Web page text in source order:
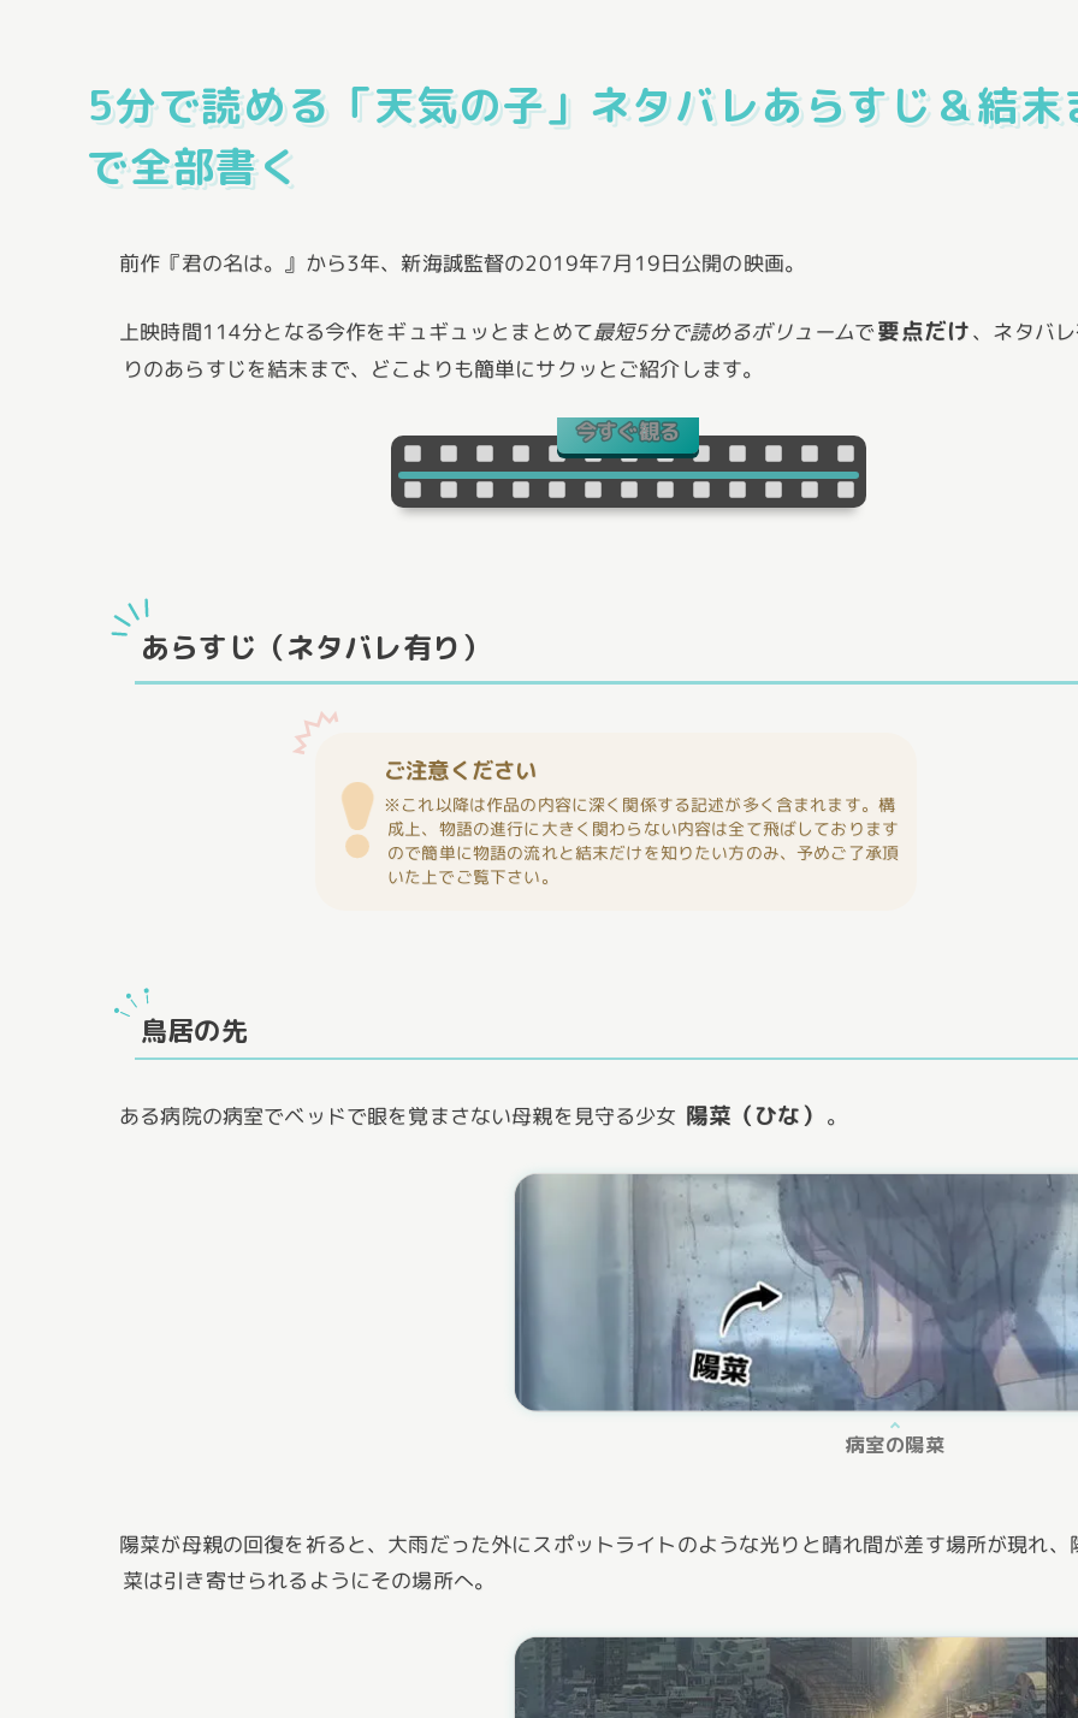
5分で読める「天気の子」ネタバレあらすじ＆結末
で全部書く
前作『君の名は。』から3年、新海誠監督の2019年7月19日公開の映画。
上映時間114分となる今作をギュギュッとまとめて最短5分で読めるボリュームで要点だけ、ネタバ
りのあらすじを結末まで、どこよりも簡単にサクッとご紹介します。
天気の子
今すぐ観る
あらすじ（ネタバレ有り）
ご注意ください
※これ以降は作品の内容に深く関係する記述が多く含まれます。構
成上、物語の進行に大きく関わらない内容は全て飛ばしております
ので簡単に物語の流れと結末だけを知りたい方のみ、予めご了承頂
いた上でご覧下さい。
鳥居の先
ある病院の病室でベッドで眼を覚まさない母親を見守る少女 陽菜（ひな） 。
病室の陽菜
陽菜が母親の回復を祈ると、大雨だった外にスポットライトのような光りと晴れ間が差す場所が現れ、
菜は引き寄せられるようにその場所へ。